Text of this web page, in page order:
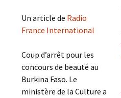
Un article de Radio
France International
Coup d’arrêt pour les
concours de beauté au
Burkina Faso. Le
ministère de la Culture a